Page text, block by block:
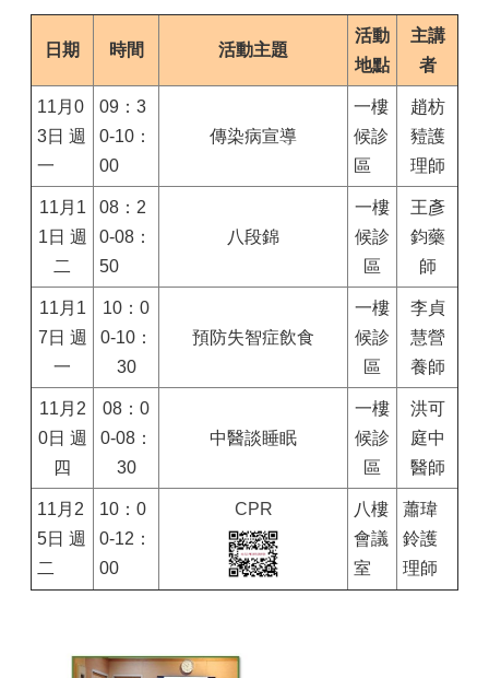
日期 時間 活動主題
活動
地點
主講
者
11月0
3日 週
一
09：3
0-10：
00
傳染病宣導
一樓
候診
區
趙枋
豷護
理師
11月1
1日 週
二
08：2
0-08：
50
八段錦
一樓
候診
區
王彥
鈞藥
師
11月1
7日 週
一
10：0
0-10：
30
預防失智症飲食
一樓
候診
區
李貞
慧營
養師
11月2
0日 週
四
08：0
0-08：
30
中醫談睡眠
一樓
候診
區
洪可
庭中
醫師
11 月2
5日 週
二
10：0
0-12：
00
CPR
八樓
會議
室
蕭瑋
鈴護
理師